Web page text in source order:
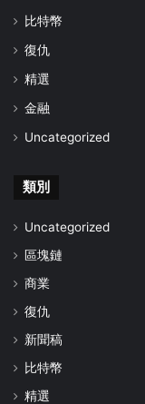
比特幣
復仇
精選
金融
Uncategorized
類別
Uncategorized
區塊鏈
商業
復仇
新聞稿
比特幣
精選